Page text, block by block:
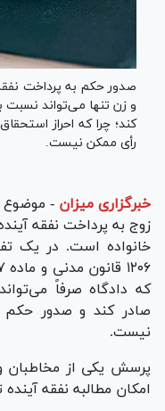
صدور حکم به پرداخت
و زن تنها می‌تواند نسبت
کند؛ چرا که احراز
رأی ممکن نیست.
خبرگزاری میزان - موضوع
زوج به پرداخت نفقه
خانواده است. در یک
که دادگاه صرفاً
صادر کند و صدور
نیست.
پرسش یکی از مخاطبان
امکان مطالبه نفقه